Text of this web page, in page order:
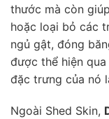
thước mà còn
hoặc loại bỏ các
ngủ gật, đóng
được thể hiện
đặc trưng của nó
Ngoài Shed Skin,